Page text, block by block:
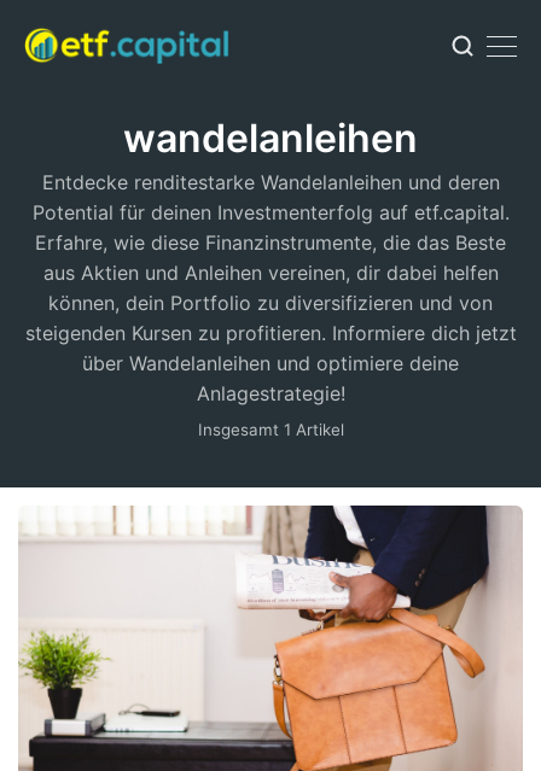
wandelanleihen
Entdecke renditestarke Wandelanleihen und deren
Potential für deinen Investmenterfolg auf etf.capital.
Erfahre, wie diese Finanzinstrumente, die das Beste
aus Aktien und Anleihen vereinen, dir dabei helfen
können, dein Portfolio zu diversifizieren und von
steigenden Kursen zu profitieren. Informiere dich jetzt
über Wandelanleihen und optimiere deine
Anlagestrategie!
Insgesamt 1 Artikel